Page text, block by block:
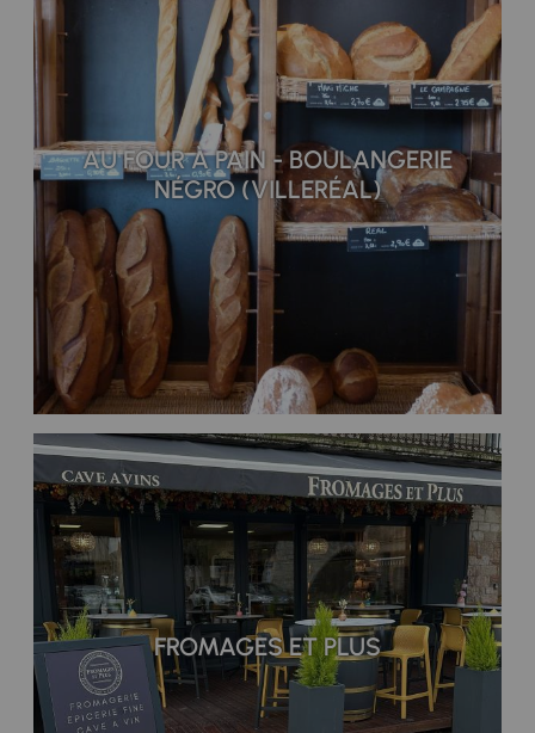
AU FOUR À PAIN - BOULANGERIE
NÉGRO (VILLERÉAL)
FROMAGES ET PLUS